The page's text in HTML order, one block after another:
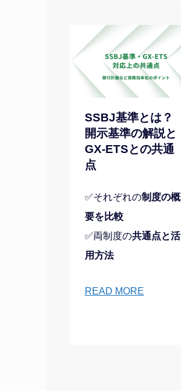
SSBJ基準とは？
開示基準の解説と
GX-ETSとの共通
点
✅それぞれの制度の概
要を比較
✅両制度の共通点と活
用方法
READ MORE